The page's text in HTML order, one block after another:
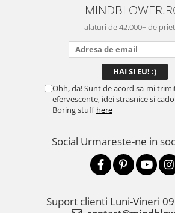
alaturi de 42.000+ de
Ohh, da! Sunt de acord sa-mi
efervescente, idei strasnice si
Boring stuffhere
Social Urmareste-ne in
Suport clienti Luni-Vineri